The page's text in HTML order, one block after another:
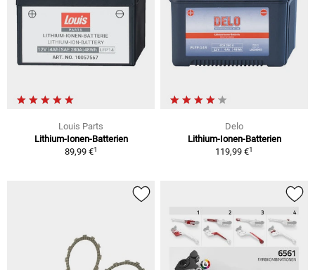
Louis Parts
Lithium-Ionen-Batterien
89,99 €1
Delo
Lithium-Ionen-Batterien
119,99 €1